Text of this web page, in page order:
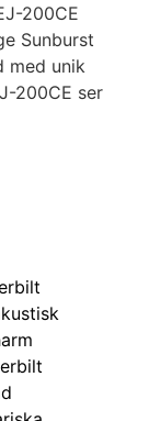
200CE
Sunburst
med unik
200CE ser